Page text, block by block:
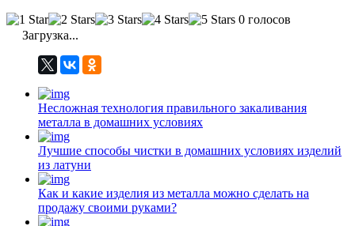
0 голосов
Загрузка...
Несложная технология правильного закаливания
металла в домашних условиях
Лучшие способы чистки в домашних условиях изделий
из латуни
Как и какие изделия из металла можно сделать на
продажу своими руками?